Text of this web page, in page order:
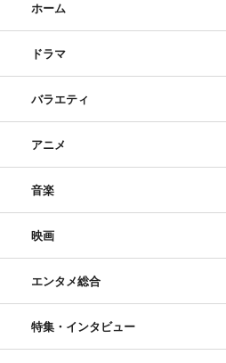
ホーム
ドラマ
バラエティ
アニメ
音楽
映画
エンタメ総合
特集・インタビュー